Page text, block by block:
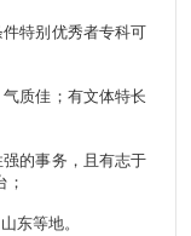
特别优秀者专科可
质佳；有文体特长
强的事务，且有志于
东等地。